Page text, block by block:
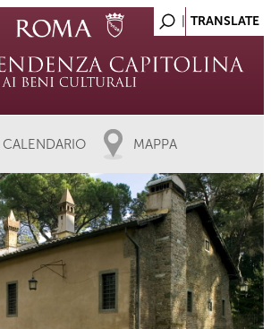
CALENDARIO MAPPA